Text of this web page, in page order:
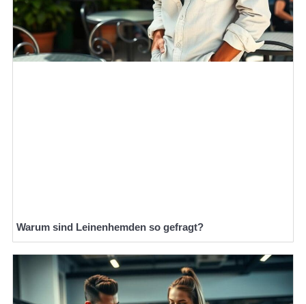
Warum sind Leinenhemden so gefragt?